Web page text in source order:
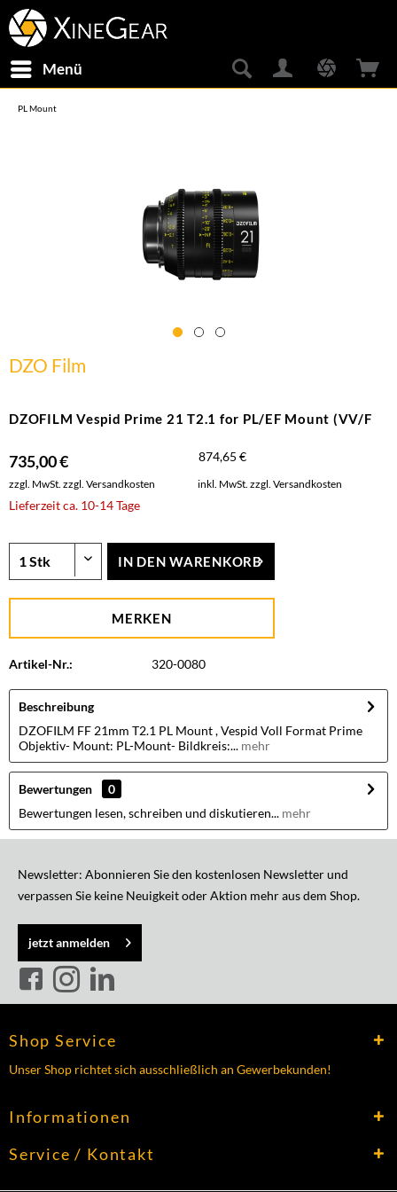
Menü
PL Mount
DZO Film
DZOFILM Vespid Prime 21 T2.1 for PL/EF Mount (VV/F
735,00 € 874,65 €
zzgl. MwSt. zzgl. Versandkosten inkl. MwSt. zzgl. Versandkosten
Lieferzeit ca. 10-14 Tage
IN DEN WARENKORB
MERKEN
Artikel-Nr.: 320-0080
Beschreibung
DZOFILM FF 21mm T2.1 PL Mount , Vespid Voll Format Prime
Objektiv- Mount: PL-Mount- Bildkreis:... mehr
Bewertungen
0
Bewertungen lesen, schreiben und diskutieren... mehr
Newsletter: Abonnieren Sie den kostenlosen Newsletter und
verpassen Sie keine Neuigkeit oder Aktion mehr aus dem Shop.
jetzt anmelden
Shop Service
Unser Shop richtet sich ausschließlich an Gewerbekunden!
Informationen
Service / Kontakt